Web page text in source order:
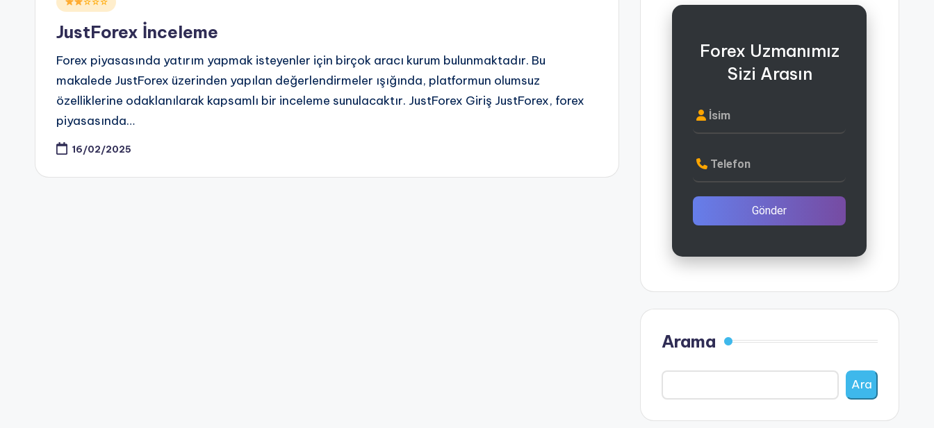
JustForex İnceleme
Forex piyasasında yatırım yapmak isteyenler için birçok aracı kurum bulunmaktadır. Bu
makalede JustForex üzerinden yapılan değerlendirmeler ışığında, platformun olumsuz
özelliklerine odaklanılarak kapsamlı bir inceleme sunulacaktır. JustForex Giriş JustForex, forex
piyasasında…
16/02/2025
Forex Uzmanımız
Sizi Arasın
İsim
Telefon
Gönder
Arama
Ara